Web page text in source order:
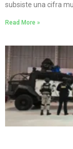
subsiste una cifra
Read More »